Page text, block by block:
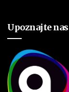
Upoznajte nas